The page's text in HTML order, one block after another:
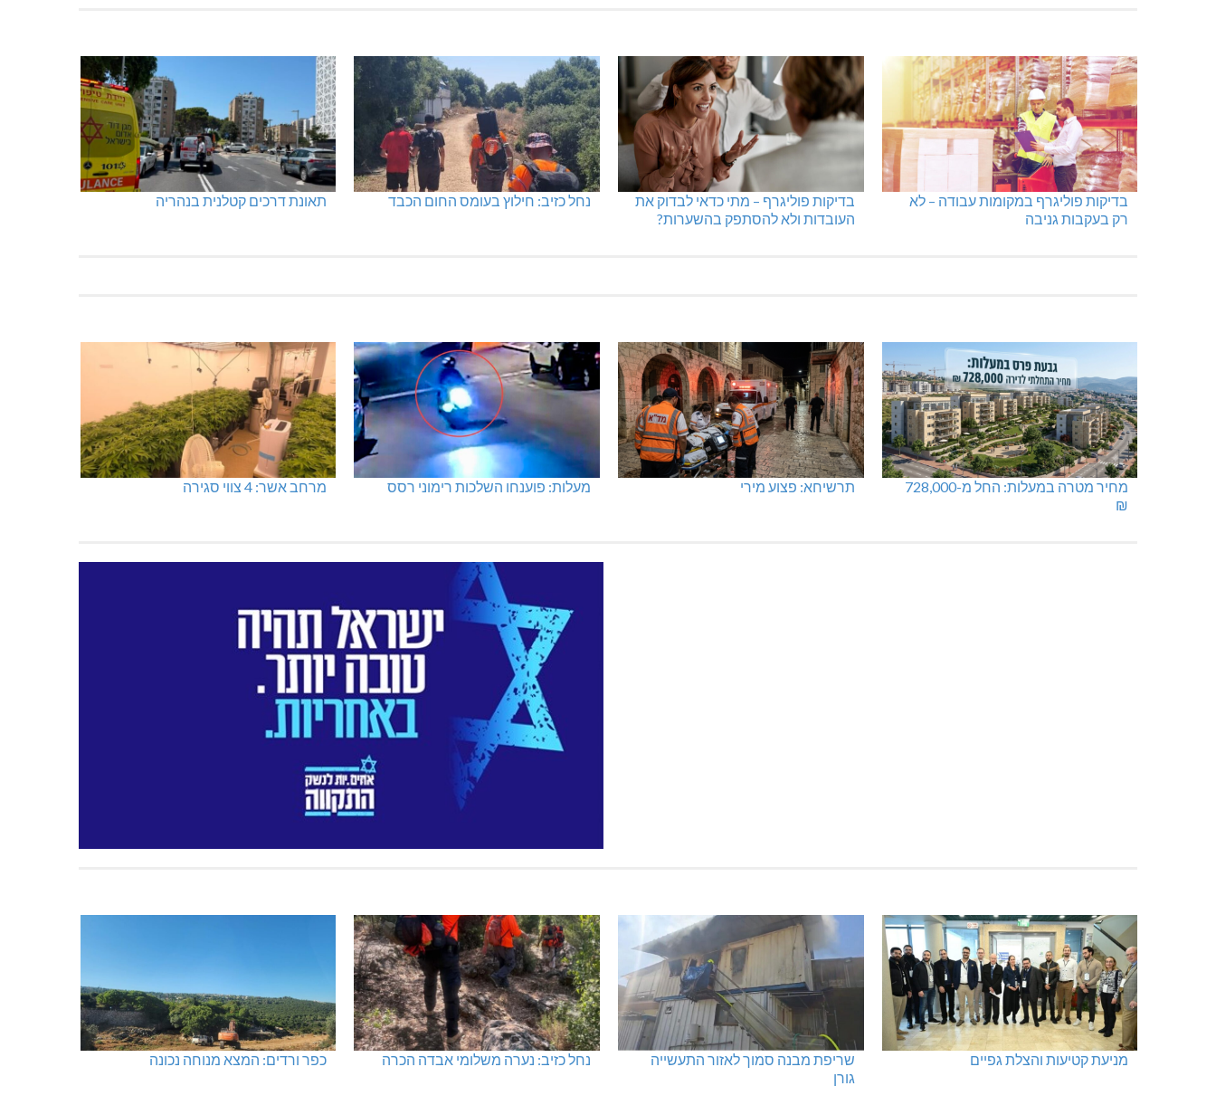
מתחברים: הגליל המערבי והעליון
מכבי מעלות: 13 מדליות באליפות
ישראל
היכל שלמה, מעלות: עונת 26-27
גם בחום הכבד: לא מוותרים על
הדמוקרטיה
בדיקות פוליגרף במקומות עבודה – לא
רק בעקבות גניבה
בדיקות פוליגרף – מתי כדאי לבדוק את
העובדות ולא להסתפק בהשערות?
נחל כזיב: חילוץ בעומס החום הכבד